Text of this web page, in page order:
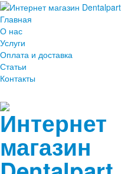
Главная
О нас
Услуги
Оплата и доставка
Статьи
Контакты